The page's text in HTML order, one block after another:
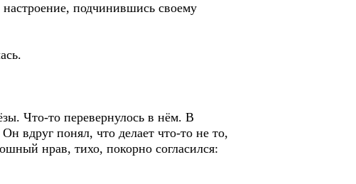
подчинившись своему
Что-то перевернулось в нём. В
вдруг понял, что делает что-то не то,
нрав, тихо, покорно согласился: